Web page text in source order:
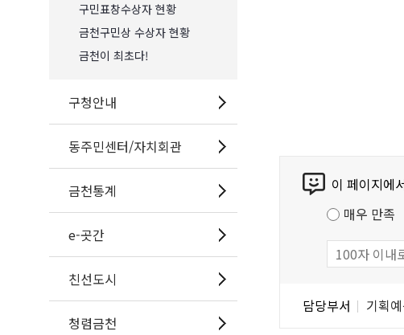
구민표창수상자 현황
금천구민상 수상자 현황
금천이 최초다!
구청안내
동주민센터/자치회관
금천통계
e-곳간
친선도시
청렴금천
이 페이지에
매우 만족
담당부서 기획